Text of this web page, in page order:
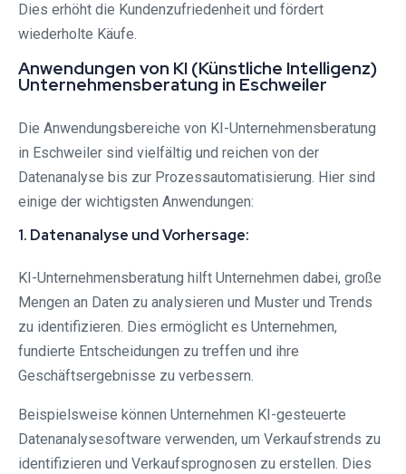
Dies erhöht die Kundenzufriedenheit und fördert
wiederholte Käufe.
Anwendungen von KI (Künstliche Intelligenz)
Unternehmensberatung in Eschweiler
Die Anwendungsbereiche von KI-Unternehmensberatung
in Eschweiler sind vielfältig und reichen von der
Datenanalyse bis zur Prozessautomatisierung. Hier sind
einige der wichtigsten Anwendungen:
1. Datenanalyse und Vorhersage:
KI-Unternehmensberatung hilft Unternehmen dabei, große
Mengen an Daten zu analysieren und Muster und Trends
zu identifizieren. Dies ermöglicht es Unternehmen,
fundierte Entscheidungen zu treffen und ihre
Geschäftsergebnisse zu verbessern.
Beispielsweise können Unternehmen KI-gesteuerte
Datenanalysesoftware verwenden, um Verkaufstrends zu
identifizieren und Verkaufsprognosen zu erstellen. Dies